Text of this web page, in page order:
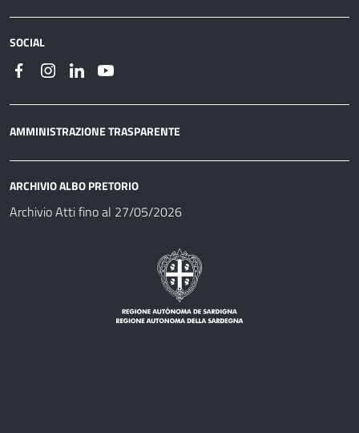
SOCIAL
AMMINISTRAZIONE TRASPARENTE
ARCHIVIO ALBO PRETORIO
Archivio Atti fino al 27/05/2026